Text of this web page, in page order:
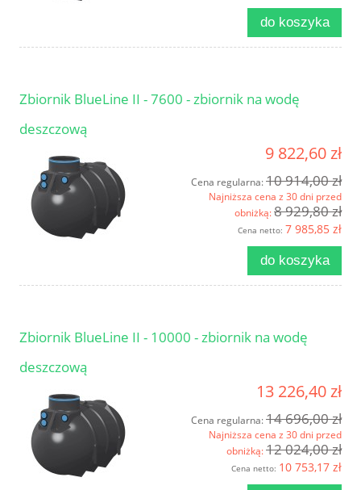
do koszyka
Zbiornik BlueLine II - 7600 - zbiornik na wodę
deszczową
9 822,60 zł
Cena regularna:10 914,00 zł
Najniższa cena z 30 dni przed
obniżką:8 929,80 zł
Cena netto: 7 985,85 zł
do koszyka
Zbiornik BlueLine II - 10000 - zbiornik na wodę
deszczową
13 226,40 zł
Cena regularna:14 696,00 zł
Najniższa cena z 30 dni przed
obniżką:12 024,00 zł
Cena netto: 10 753,17 zł